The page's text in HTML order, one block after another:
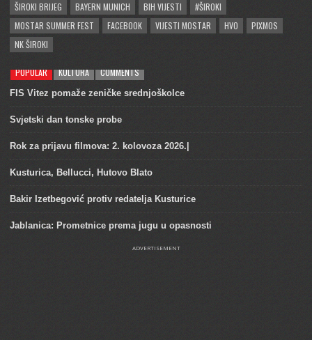
ŠIROKI BRIJEG
BAYERN MUNICH BIH VIJESTI
#ŠIROKI
MOSTAR SUMMER FEST
FACEBOOK VIJESTI MOSTAR HVO
PIXMOS
NK ŠIROKI
POPULAR KULTURA COMMENTS
FIS Vitez pomaže zeničke srednjoškolce
Svjetski dan tonske probe
Rok za prijavu filmova: 2. kolovoza 2026.|
Kusturica, Bellucci, Hutovo Blato
Bakir Izetbegović protiv redatelja Kusturice
Jablanica: Prometnice prema jugu u opasnosti
ADVERTISEMENT